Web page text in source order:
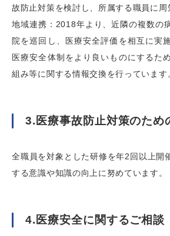
故防止対策を検討し、所属する職員に周
地域連携：2018年より、近隣の複数の
院を巡回し、医療安全評価を相互に実
医療安全体制をより良いものにするた
組み等に関する情報交換を行っています
3.医療事故防止対策のため
全職員を対象とした研修を年2回以上開
する意識や知識の向上に努めています。
4.医療安全に関するご相談